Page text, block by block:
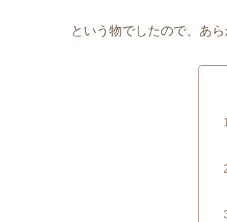
という物でしたので、あ